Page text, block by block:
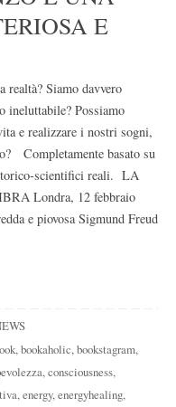
E
realtà? Siamo davvero
ineluttabile? Possiamo
e realizzare i nostri sogni,
Completamente basato su
scientifici reali. LA
Londra, 12 febbraio
e piovosa Sigmund Freud
,bookaholic,bookstagram,
,consciousness,
,energy,energyhealing,